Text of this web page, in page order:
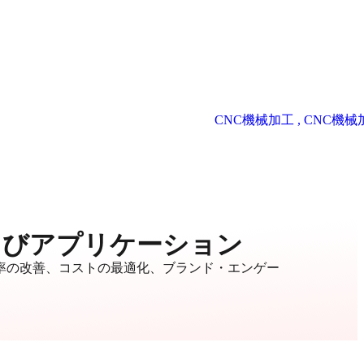
アプリケーション
改善、コストの最適化、ブランド・エンゲー